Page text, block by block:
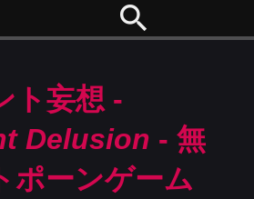
search
ト妄想 -
Delusion - 無
ポーンゲーム